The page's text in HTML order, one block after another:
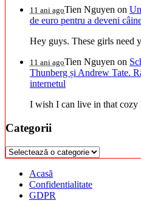
11 ani agoTien Nguyen on
de euro pentru a deveni
Hey guys. These girls need
11 ani agoTien Nguyen on
Thunberg și Andrew Tate.
internetul
I wish I can live in that cozy
Categorii
Categorii
Acasă
Confidentialitate
GDPR